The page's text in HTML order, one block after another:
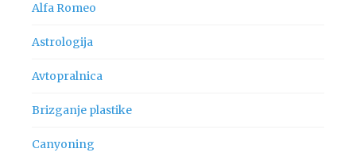
Alfa Romeo
Astrologija
Avtopralnica
Brizganje plastike
Canyoning